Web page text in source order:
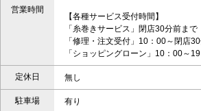
営業時間
【各種サービス受付時間】
「糸巻きサービス」閉店30分前まで
「修理・注文受付」10：00～閉店
「ショッピングローン」10：00～
定休日 無し
駐車場 有り